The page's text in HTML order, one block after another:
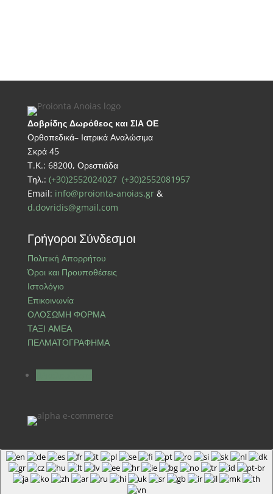
Δοβρίδης Δωρόθεος και ΣΙΑ ΟΕ
Ορθοπεδικά– Ιατρικά Αναλώσιμα
Σκρά 45
Τ.Κ.: 68200, Ορεστιάδα
Τηλ.: (+30)2552024027 (+30)2552081957
Email: info@proionta-anoias.gr&
d.dovridis@gmail.com
Γρήγοροι Σύνδεσμοι
Πολιτική Απορρήτου
Όροι και Προυποθέσεις
Ιστολόγιο
Επικοινωνία
ΟΛΟΣΩΜΗ ΦΟΡΜΑ
ΤΑΞΙ ΑΜΕΑ
ΠΕΛΜΑΤΟΓΡΑΦΗΜΑ